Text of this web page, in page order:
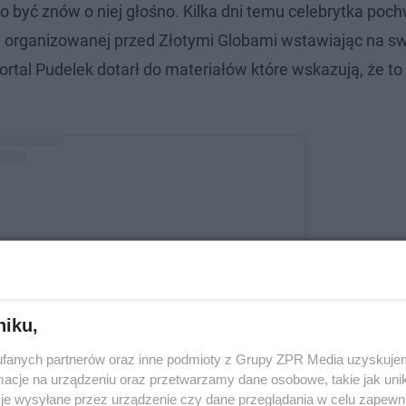
znów o niej głośno. Kilka dni temu celebrytka
przed Złotymi Globami wstawiając na
Pudelek dotarł do materiałów które wskazują, że to
partnerów oraz inne podmioty z Grupy ZPR Media
na urządzeniu oraz przetwarzamy dane osobowe, takie jak
wysyłane przez urządzenie czy dane przeglądania w celu